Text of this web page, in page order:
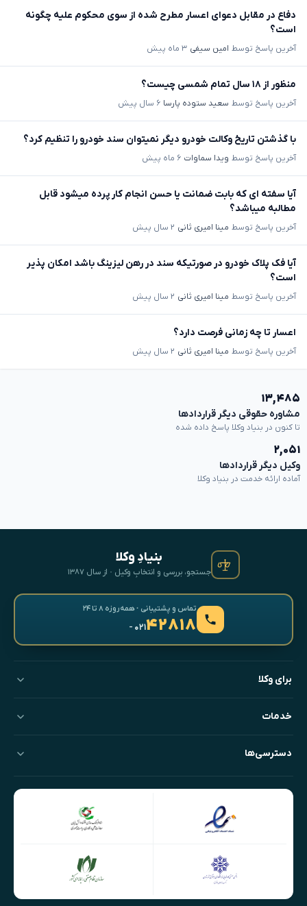
دفاع در مقابل دعوای اعسار مطرح شده از سوی محکوم علیه چگونه
است؟
آخرین پاسخ توسط امین سیفی ۳ ماه پیش
منظور از ۱۸ سال تمام شمسی چیست؟
آخرین پاسخ توسط سعید ستوده پارسا ۶ سال پیش
با گذشتن تاریخ وکالت خودرو دیگر نمیتوان سند خودرو را تنظیم کرد؟
آخرین پاسخ توسط ویدا سماوات ۶ ماه پیش
آیا سفته ای که بابت ضمانت یا حسن انجام کار پرده میشود قابل
مطالبه میباشد؟
آخرین پاسخ توسط مینا امیری ثانی ۲ سال پیش
آیا فک پلاک خودرو در صورتیکه سند در رهن لیزینگ باشد امکان پذیر
است؟
آخرین پاسخ توسط مینا امیری ثانی ۲ سال پیش
اعسار تا چه زمانی فرصت دارد؟
آخرین پاسخ توسط مینا امیری ثانی ۲ سال پیش
۱۳,۴۸۵
مشاوره حقوقی دیگر قراردادها
تا کنون در بنیاد وکلا پاسخ داده شده
۲,۰۵۱
وکیل دیگر قراردادها
آماده ارائه خدمت در بنیاد وکلا
بنیادِ وکلا
جستجو، بررسی و انتخابِ وکیل · از سال ۱۳۸۷
تماس و پشتیبانی · همه‌روزه ۸ تا ۲۴
۴۲۸۱۸- ۰۲۱
برای وکلا
خدمات
دسترسی‌ها